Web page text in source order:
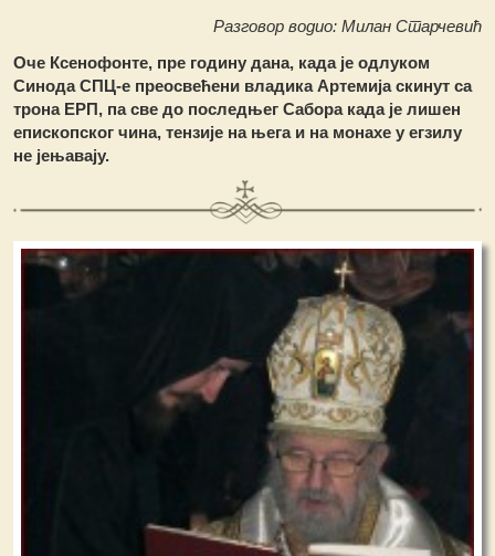
Разговор водио: Милан Старчевић
Оче Ксенофонте, пре годину дана, када је одлуком
Синода СПЦ-е преосвећени владика Артемија скинут са
трона ЕРП, па све до последњег Сабора када је лишен
епископског чина, тензије на њега и на монахе у егзилу
не јењавају.